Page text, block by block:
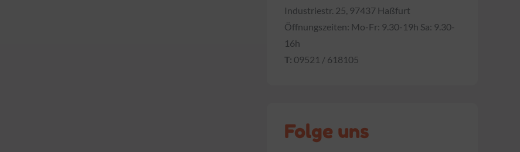
Industriestr. 25, 97437 Haßfurt
Öffnungszeiten: Mo-Fr: 9.30-19h Sa: 9.30-
16h
T: 09521 / 618105
Folge uns